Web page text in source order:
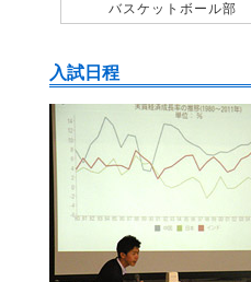
バスケットボール部
入試日程